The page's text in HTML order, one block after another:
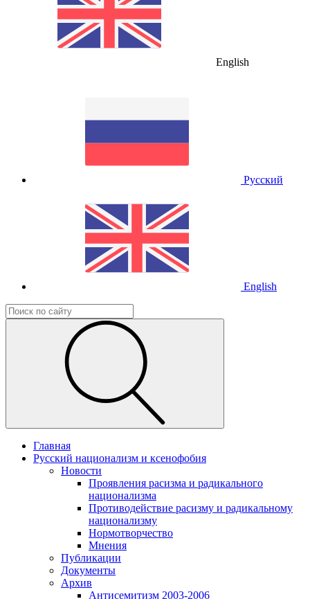
English
Русский
English
Главная
Русский национализм и ксенофобия
Новости
Проявления расизма и радикального
национализма
Противодействие расизму и радикальному
национализму
Нормотворчество
Мнения
Публикации
Документы
Архив
Антисемитизм 2003-2006